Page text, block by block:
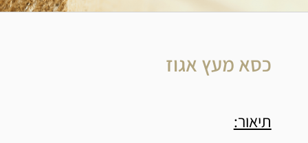
כסא מעץ אגוז
תיאור: